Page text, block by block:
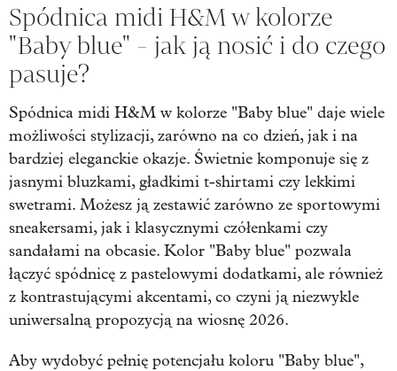
Spódnica midi H&M w kolorze
"Baby blue" - jak ją nosić i do czego
pasuje?
Spódnica midi H&M w kolorze "Baby blue" daje wiele
możliwości stylizacji, zarówno na co dzień, jak i na
bardziej eleganckie okazje. Świetnie komponuje się z
jasnymi bluzkami, gładkimi t-shirtami czy lekkimi
swetrami. Możesz ją zestawić zarówno ze sportowymi
sneakersami, jak i klasycznymi czółenkami czy
sandałami na obcasie. Kolor "Baby blue" pozwala
łączyć spódnicę z pastelowymi dodatkami, ale również
z kontrastującymi akcentami, co czyni ją niezwykle
uniwersalną propozycją na wiosnę 2026.
Aby wydobyć pełnię potencjału koloru "Baby blue",